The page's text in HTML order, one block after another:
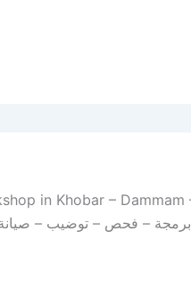
– برمجة – فحص – توضيب –